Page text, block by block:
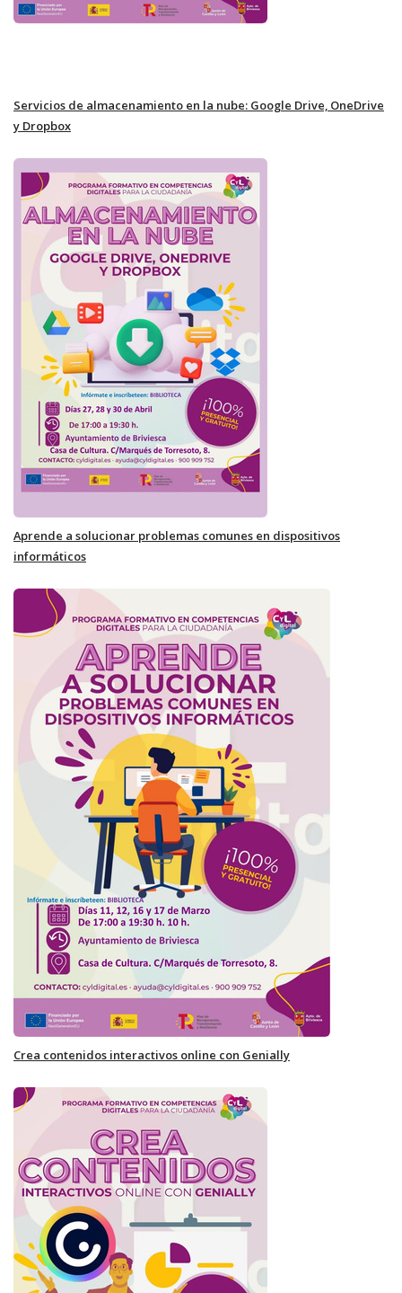
Servicios de almacenamiento en la nube: Google Drive, OneDrive
y Dropbox
Aprende a solucionar problemas comunes en dispositivos
informáticos
Crea contenidos interactivos online con Genially